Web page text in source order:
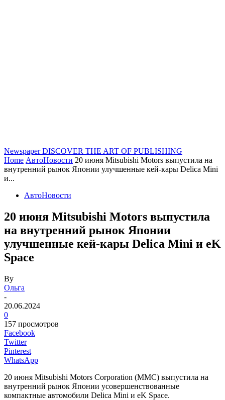
Newspaper DISCOVER THE ART OF PUBLISHING
Home АвтоНовости 20 июня Mitsubishi Motors выпустила на
внутренний рынок Японии улучшенные кей-кары Delica Mini
и...
АвтоНовости
20 июня Mitsubishi Motors выпустила
на внутренний рынок Японии
улучшенные кей-кары Delica Mini и eK
Space
By
Ольга
-
20.06.2024
0
157 просмотров
Facebook
Twitter
Pinterest
WhatsApp
20 июня Mitsubishi Motors Corporation (MMC) выпустила на
внутренний рынок Японии усовершенствованные
компактные автомобили Delica Mini и eK Space.